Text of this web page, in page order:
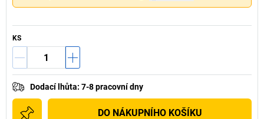
KS
Dodací lhůta: 7-8 pracovní dny
DO NÁKUPNÍHO KOŠÍKU